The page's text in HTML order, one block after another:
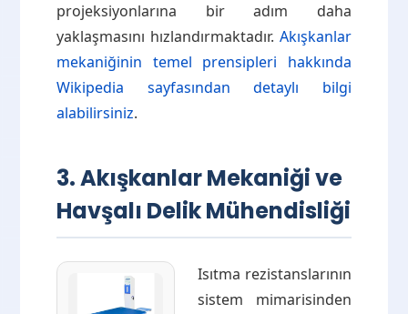
projeksiyonlarına bir adım daha
yaklaşmasını hızlandırmaktadır. Akışkanlar
mekaniğinin temel prensipleri hakkında
Wikipedia sayfasından detaylı bilgi
alabilirsiniz.
3. Akışkanlar Mekaniği ve
Havşalı Delik Mühendisliği
Isıtma rezistanslarının
sistem mimarisinden